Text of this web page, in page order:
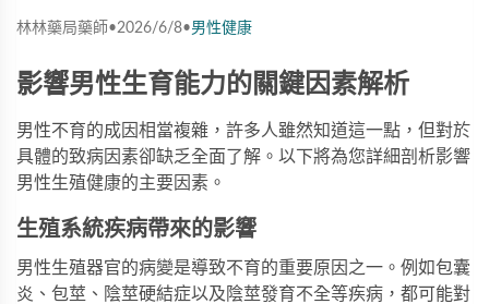
林林藥局藥師•2026/6/8•男性健康
影響男性生育能力的關鍵因素解析
男性不育的成因相當複雜，許多人雖然知道這一點，但對於
具體的致病因素卻缺乏全面了解。以下將為您詳細剖析影響
男性生殖健康的主要因素。
生殖系統疾病帶來的影響
男性生殖器官的病變是導致不育的重要原因之一。例如包囊
炎、包莖、陰莖硬結症以及陰莖發育不全等疾病，都可能對